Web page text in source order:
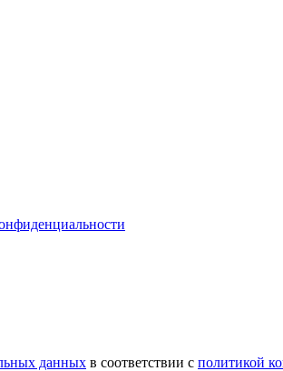
данных в соответствии с политикой